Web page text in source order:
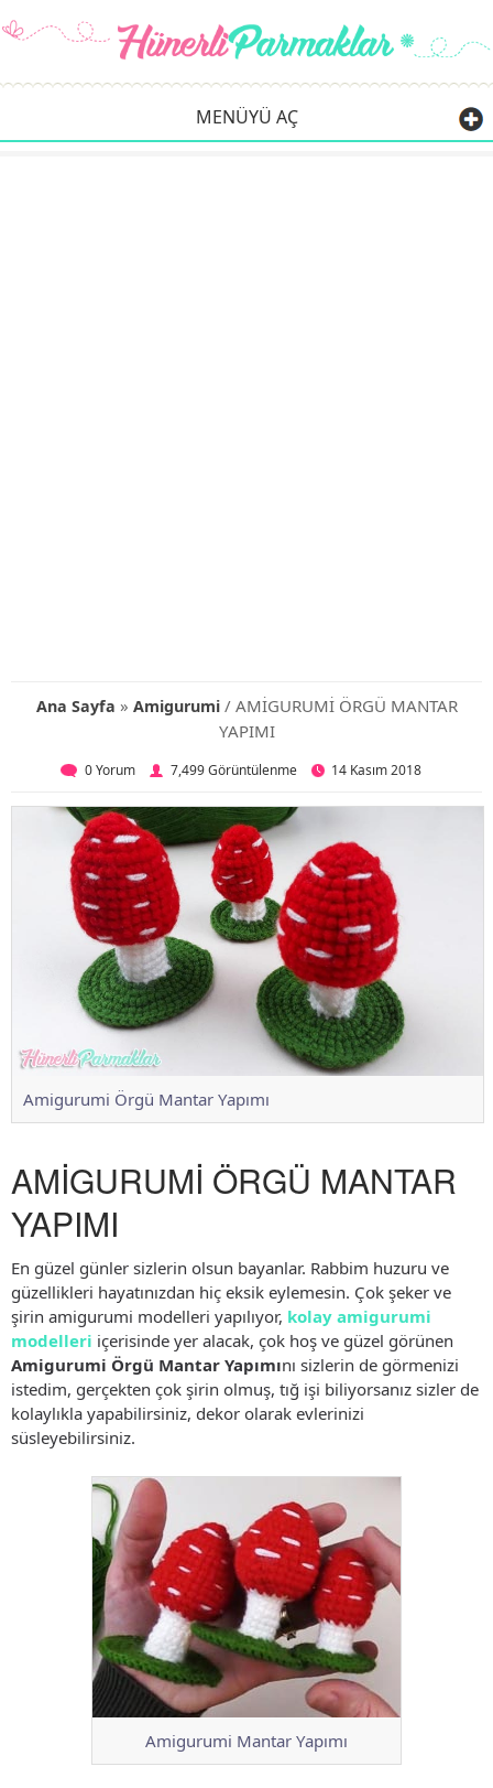
MENÜYÜ AÇ
Ana Sayfa » Amigurumi/ AMİGURUMİ ÖRGÜ MANTAR
YAPIMI
0 Yorum 7,499 Görüntülenme 14 Kasım 2018
Amigurumi Örgü Mantar Yapımı
AMİGURUMİ ÖRGÜ MANTAR
YAPIMI
En güzel günler sizlerin olsun bayanlar. Rabbim huzuru ve
güzellikleri hayatınızdan hiç eksik eylemesin. Çok şeker ve
şirin amigurumi modelleri yapılıyor, kolay amigurumi
modelleri içerisinde yer alacak, çok hoş ve güzel görünen
Amigurumi Örgü Mantar Yapımını sizlerin de görmenizi
istedim, gerçekten çok şirin olmuş, tığ işi biliyorsanız sizler de
kolaylıkla yapabilirsiniz, dekor olarak evlerinizi
süsleyebilirsiniz.
Amigurumi Mantar Yapımı